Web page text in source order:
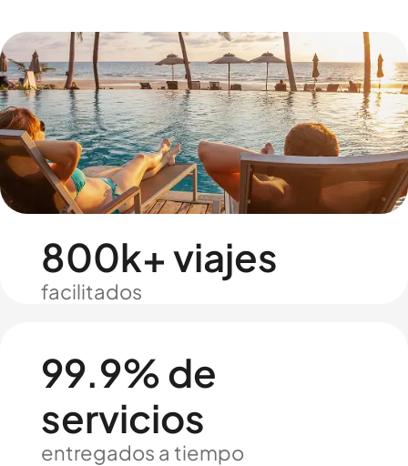
800k+ viajes
facilitados
99.9% de
servicios
entregados a tiempo